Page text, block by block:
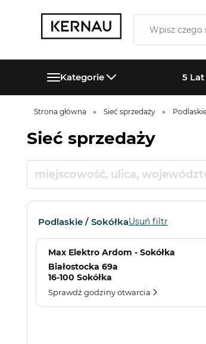
Kategorie 5
Strona główna Sieć sprzedaży
Sieć sprzedaży
Podlaskie / SokółkaUsuń filtr
Max Elektro Ardom - Sokółka
Białostocka 69a
16-100 Sokółka
Sprawdź godziny otwarcia